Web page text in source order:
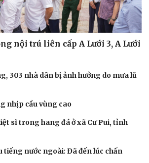
nội trú liên cấp A Lưới 3, A Lưới
303 nhà dân bị ảnh hưởng do mưa lũ
nhịp cầu vùng cao
sĩ trong hang đá ở xã Cư Pui, tỉnh
tiếng nước ngoài: Đã đến lúc chấn